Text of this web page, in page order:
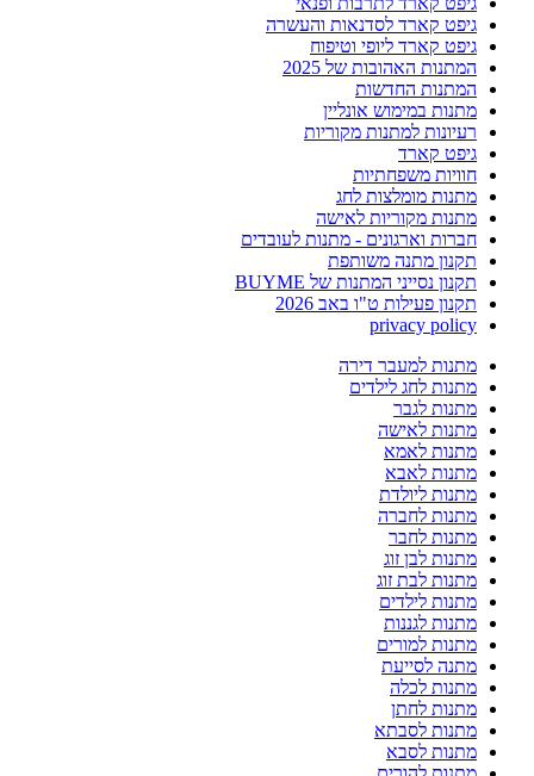
גיפט קארד לסדנאות והעשרה
גיפט קארד ליופי וטיפוח
המתנות האהובות של 2025
המתנות החדשות
מתנות במימוש אונליין
רעיונות למתנות מקוריות
גיפט קארד
חוויות משפחתיות
מתנות מומלצות לחג
מתנות מקוריות לאישה
חברות וארגונים - מתנות לעובדים
תקנון מתנה משותפת
תקנון נסייני המתנות של BUYME
תקנון פעילות ט"ו באב 2026
privacy policy
מתנות למעבר דירה
מתנות לחג לילדים
מתנות לגבר
מתנות לאישה
מתנות לאמא
מתנות לאבא
מתנות ליולדת
מתנות לחברה
מתנות לחבר
מתנות לבן זוג
מתנות לבת זוג
מתנות לילדים
מתנות לגננות
מתנות למורים
מתנה לסייעת
מתנות לכלה
מתנות לחתן
מתנות לסבתא
מתנות לסבא